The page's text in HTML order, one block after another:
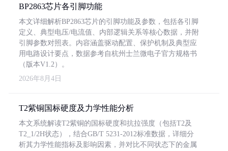
BP2863芯片各引脚功能
本文详细解析BP2863芯片的引脚功能及参数，包括各引脚
定义、典型电压/电流值、内部逻辑关系等核心数据，并附
引脚参数对照表。内容涵盖驱动配置、保护机制及典型应
用电路设计要点，数据参考自杭州士兰微电子官方规格书
（版本V1.2）。
2026年8月4日
T2紫铜国标硬度及力学性能分析
本文系统解读T2紫铜的国标硬度和抗拉强度（包括T2及
T2_1/2H状态），结合GB/T 5231-2012标准数据，详细分
析其力学性能指标及影响因素，并对比不同状态下的金属